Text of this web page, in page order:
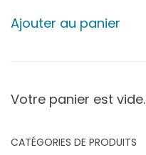
Ajouter au panier
Votre panier est vide.
CATÉGORIES DE PRODUITS